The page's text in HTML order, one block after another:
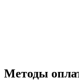
Методы